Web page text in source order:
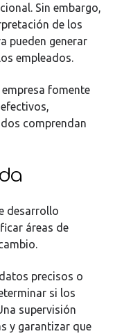
Sin embargo,
de los
pueden generar
empleados.
fomente
comprendan
desarrollo
áreas de
precisos o
si los
supervisión
y garantizar que